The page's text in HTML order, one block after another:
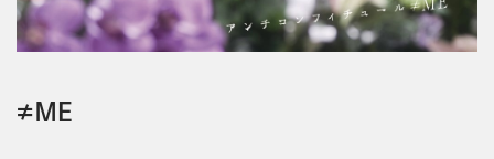
≠ＭＥ